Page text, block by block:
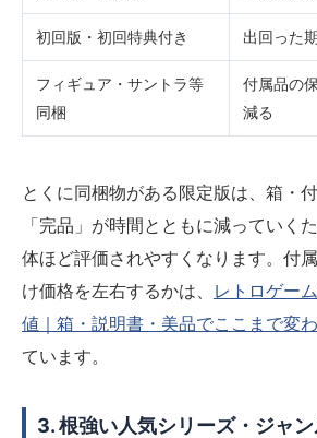
初回版・初回特典付き 出回った
フィギュア・サントラ等
同梱
付属品の
減る
とくに同梱物がある限定版は、箱・
「完品」が時間とともに減っていく
体ほど評価されやすくなります。付
け価格を左右するかは、 レトロゲー
値｜箱・説明書・美品でここまで変
ています。
3. 根強い人気シリーズ・ジャ